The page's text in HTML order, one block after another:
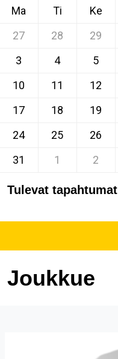
Ma Ti Ke
27
28 29
3
4 5
10
11 12
17
18 19
24
25 26
31
1 2
Tulevat tapahtumat
Joukkue